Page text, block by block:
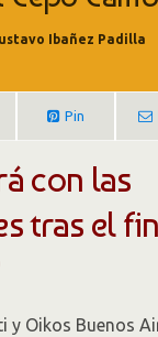
Ibañez Padilla
Pin
con las
tras el
y Oikos Buenos